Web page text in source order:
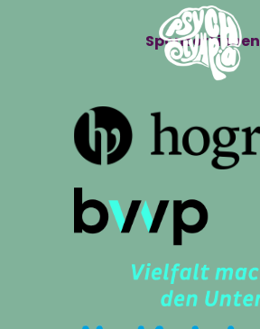
Sponsor*innen